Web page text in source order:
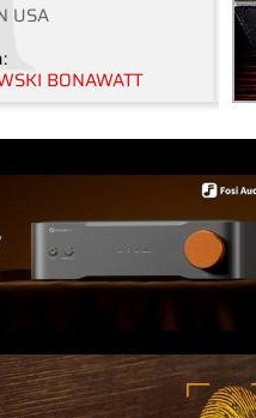
USA
BONAWATT